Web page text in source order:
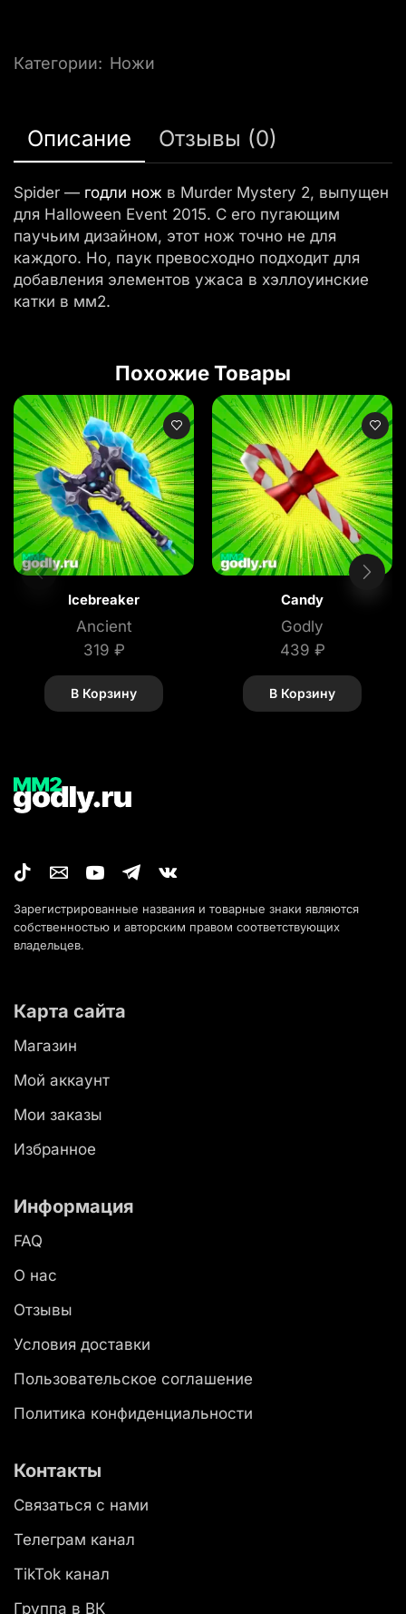
Категории: Ножи
Описание Отзывы (0)
Spider — годли нож в Murder Mystery 2, выпущен
для Halloween Event 2015. С его пугающим
паучьим дизайном, этот нож точно не для
каждого. Но, паук превосходно подходит для
добавления элементов ужаса в хэллоуинские
катки в мм2.
Похожие Товары
Icebreaker
Ancient
319 ₽
В Корзину
Candy
Godly
439 ₽
В Корзину
Зарегистрированные названия и товарные знаки являются
собственностью и авторским правом соответствующих
владельцев.
Карта сайта
Магазин
Мой аккаунт
Мои заказы
Избранное
Информация
FAQ
О нас
Отзывы
Условия доставки
Пользовательское соглашение
Политика конфиденциальности
Контакты
Связаться с нами
Телеграм канал
TikTok канал
Группа в ВК